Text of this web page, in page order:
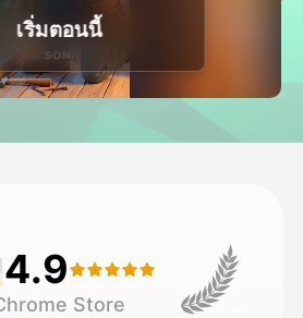
▼
เริ่มตอนนี้
4.9
Store